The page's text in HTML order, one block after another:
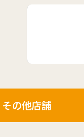
その他店舗